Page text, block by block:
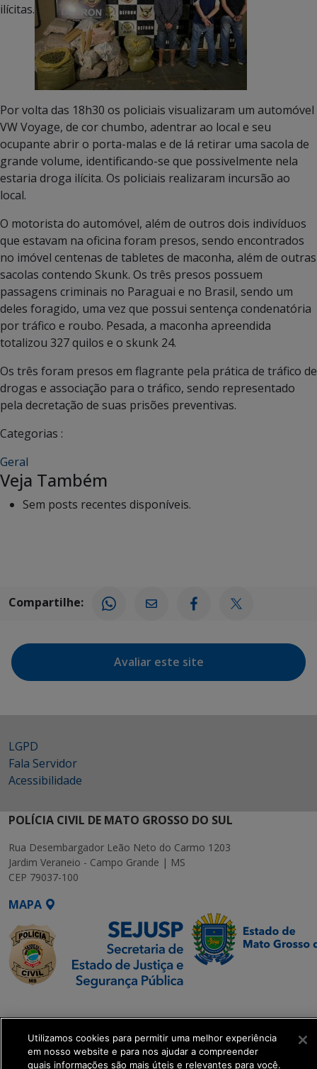
ilícitas.
Por volta das 18h30 os policiais visualizaram um automóvel
VW Voyage, de cor chumbo, adentrar ao local e seu
ocupante abrir o porta-malas e de lá retirar uma sacola de
grande volume, identificando-se que possivelmente nela
estaria droga ilícita. Os policiais realizaram incursão ao
local.
O motorista do automóvel, além de outros dois indivíduos
que estavam na oficina foram presos, sendo encontrados
no imóvel centenas de tabletes de maconha, além de outras
sacolas contendo Skunk. Os três presos possuem
passagens criminais no Paraguai e no Brasil, sendo um
deles foragido, uma vez que possui sentença condenatória
por tráfico e roubo. Pesada, a maconha apreendida
totalizou 327 quilos e o skunk 24.
Os três foram presos em flagrante pela prática de tráfico de
drogas e associação para o tráfico, sendo representado
pela decretação de suas prisões preventivas.
Categorias :
Geral
Veja Também
Sem posts recentes disponíveis.
Compartilhe:
Avaliar este site
LGPD
Fala Servidor
Acessibilidade
POLÍCIA CIVIL DE MATO GROSSO DO SUL
Rua Desembargador Leão Neto do Carmo 1203
Jardim Veraneio - Campo Grande | MS
CEP 79037-100
MAPA
Executiva de
Transformação Digital
Utilizamos cookies para permitir uma melhor experiência
em nosso website e para nos ajudar a compreender
quais informações são mais úteis e relevantes para você.